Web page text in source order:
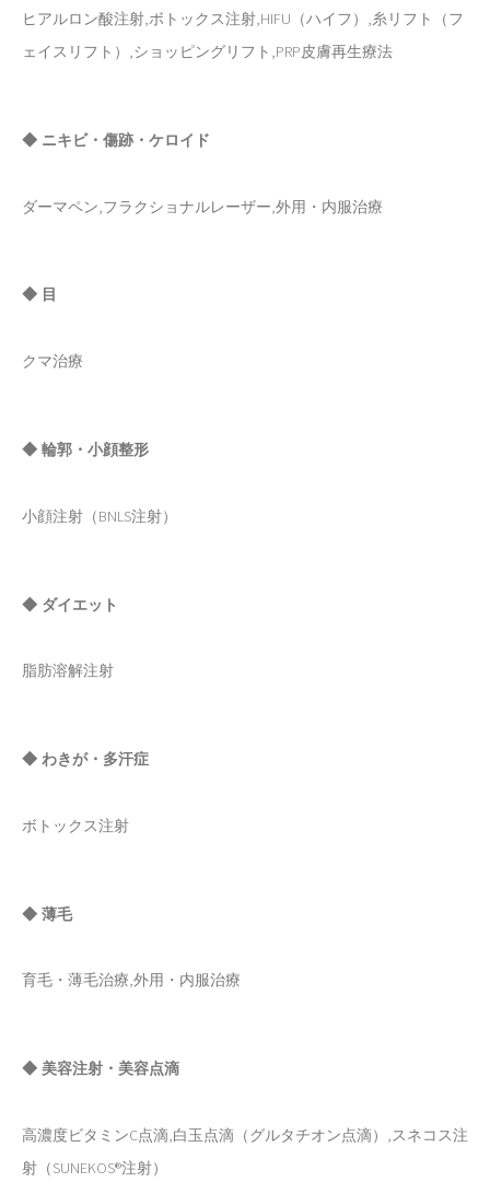
ヒアルロン酸注射,ボトックス注射,HIFU（ハイフ）,糸リフト（フ
ェイスリフト）,ショッピングリフト,PRP皮膚再生療法
◆ ニキビ・傷跡・ケロイド
ダーマペン,フラクショナルレーザー,外用・内服治療
◆ 目
クマ治療
◆ 輪郭・小顔整形
小顔注射（BNLS注射）
◆ ダイエット
脂肪溶解注射
◆ わきが・多汗症
ボトックス注射
◆ 薄毛
育毛・薄毛治療,外用・内服治療
◆ 美容注射・美容点滴
高濃度ビタミンC点滴,白玉点滴（グルタチオン点滴）,スネコス注
射（SUNEKOS®注射）